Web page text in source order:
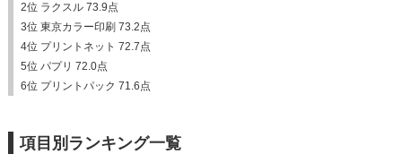
2位 ラクスル 73.9点
3位 東京カラー印刷 73.2点
4位 プリントネット 72.7点
5位 パプリ 72.0点
6位 プリントパック 71.6点
項目別ランキング一覧